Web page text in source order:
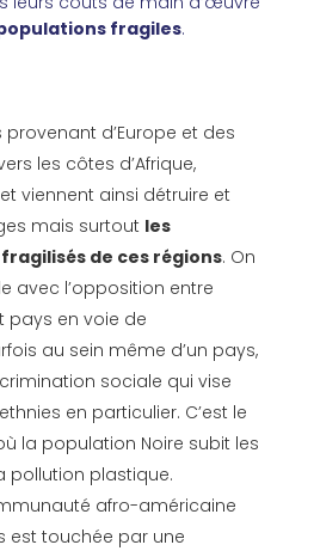
fragiles.
provenant d’Europe et des
les côtes d’Afrique,
viennent ainsi détruire et
mais surtout les
de ces régions. On
avec l’opposition entre
pays en voie de
au sein même d’un pays,
sociale qui vise
en particulier. C’est le
la population Noire subit les
pollution plastique.
afro-américaine
est touchée par une